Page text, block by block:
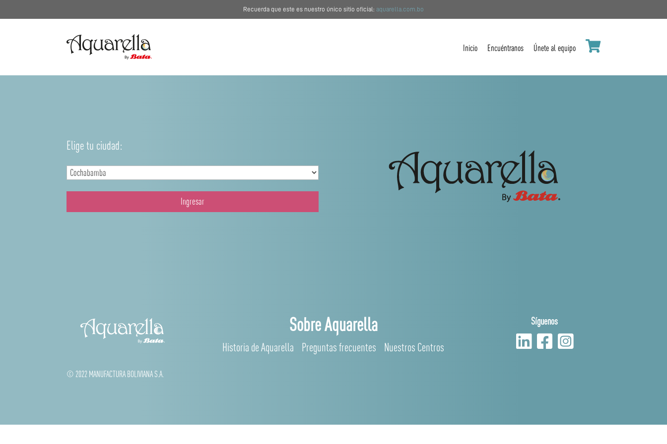
Recuerda que este es nuestro único sitio oficial: aquarella.com.bo
Inicio Encuéntranos Únete al equipo
Elige tu ciudad:
Ingresar
Sobre Aquarella
Historia de Aquarella Preguntas frecuentes Nuestros Centros
Síguenos
© 2022 MANUFACTURA BOLIVIANA S.A.